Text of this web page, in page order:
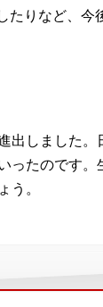
たりなど、今
出しました
ったのです
う。